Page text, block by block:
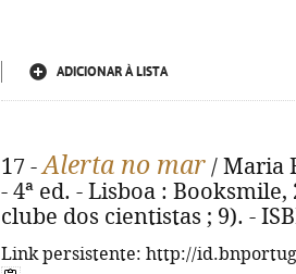
ADICIONAR À LISTA
17 -Alerta no mar / Maria
- 4ª ed. - Lisboa : Booksmile,
clube dos cientistas ; 9). -
Link persistente: http://